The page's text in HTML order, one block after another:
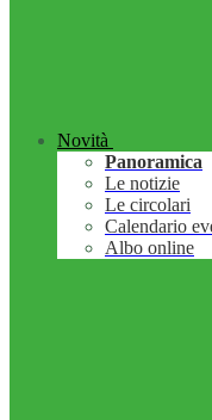
Novità
Panoramica
Le notizie
Le circolari
Calendario
Albo online